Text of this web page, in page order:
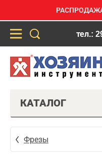
тел.:
КАТАЛОГ
Фрезы